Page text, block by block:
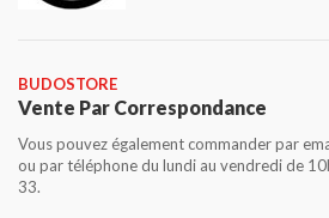
BUDOSTORE
Vente Par Correspondance
Vous pouvez également commander par
ou par téléphone du lundi au vendredi de
33.